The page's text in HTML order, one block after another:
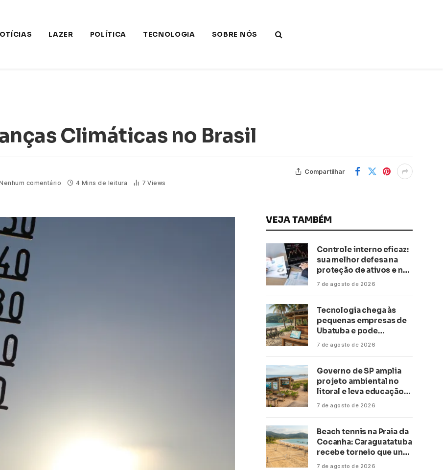
LAZER POLÍTICA TECNOLOGIA SOBRE NÓS
Climáticas no Brasil
comentário 4 Mins de leitura 7Views
Compartilhar
VEJA TAMBÉM
Controle interno eficaz:
sua melhor defesa na
proteção de ativos e na
saúde financeira!
7 de agosto de 2026
Tecnologia chega às
pequenas empresas de
Ubatuba e pode
transformar negócios
7 de agosto de 2026
Governo de SP amplia
projeto ambiental no
litoral e leva educação
climática a escolas de 16
7 de agosto de 2026
Beach tennis na Praia da
Cocanha: Caraguatatuba
recebe torneio que une
esporte, lazer e mar
7 de agosto de 2026